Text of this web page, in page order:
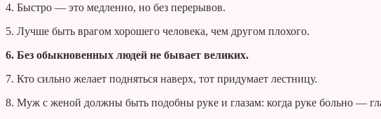
4. Быстро — это медленно, но без перерывов.
5. Лучше быть врагом хорошего человека, чем другом плохого.
6. Без обыкновенных людей не бывает великих.
7. Кто сильно желает подняться наверх, тот придумает лестницу.
8. Муж с женой должны быть подобны руке и глазам: когда руке больно —